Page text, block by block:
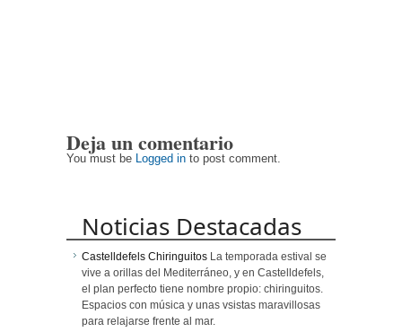
Deja un comentario
You must be Logged in to post comment.
Noticias Destacadas
Castelldefels Chiringuitos La temporada estival se
vive a orillas del Mediterráneo, y en Castelldefels,
el plan perfecto tiene nombre propio: chiringuitos.
Espacios con música y unas vsistas maravillosas
para relajarse frente al mar.